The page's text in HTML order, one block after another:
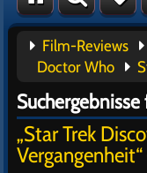
Film-Reviews
Doctor Who
Suchergebnisse
„Star Trek